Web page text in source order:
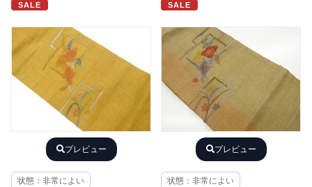
SALE
プレビュー
状態：非常によい
SALE
プレビュー
状態：非常によい